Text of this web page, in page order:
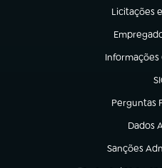
Licitações
(abre em
(abre em
Informações
(abre em
Perguntas
(abre em
Dados
(abre
Sanções
(abre em